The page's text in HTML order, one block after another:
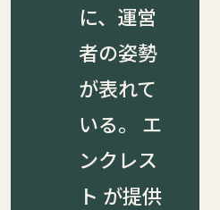
に、運営
者の姿勢
が表れて
いる。 エ
ンクレス
ト が提供